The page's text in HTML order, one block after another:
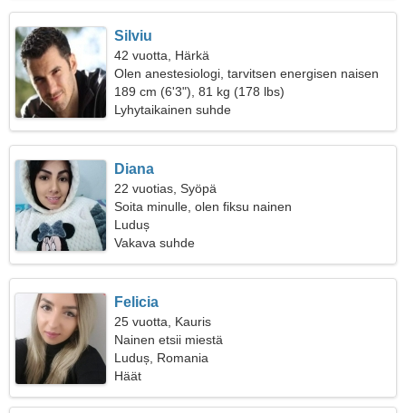
Silviu
42 vuotta, Härkä
Olen anestesiologi, tarvitsen energisen naisen
189 cm (6'3"), 81 kg (178 lbs)
Lyhytaikainen suhde
Diana
22 vuotias, Syöpä
Soita minulle, olen fiksu nainen
Luduș
Vakava suhde
Felicia
25 vuotta, Kauris
Nainen etsii miestä
Luduș, Romania
Häät